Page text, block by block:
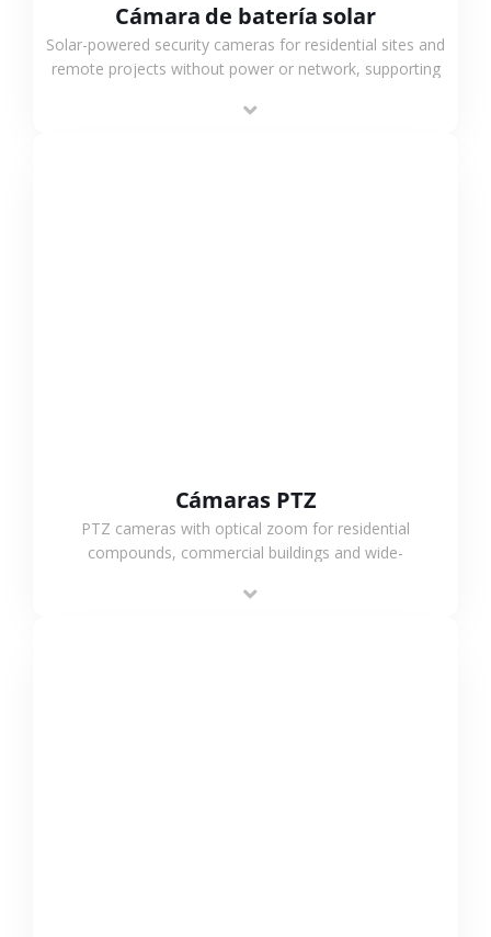
Cámara de batería solar
Solar-powered security cameras for residential sites and
remote projects without power or network, supporting
outdoor monitoring.
Cámaras PTZ
PTZ cameras with optical zoom for residential
compounds, commercial buildings and wide-
monitoring and flexible coverage.